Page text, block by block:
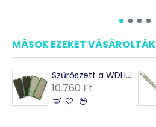
MÁSOK EZEKET VÁSÁROLTÁK
Szűrőszett a WDH 988-B és WDH 660B légtisztítóhoz
10.760 Ft